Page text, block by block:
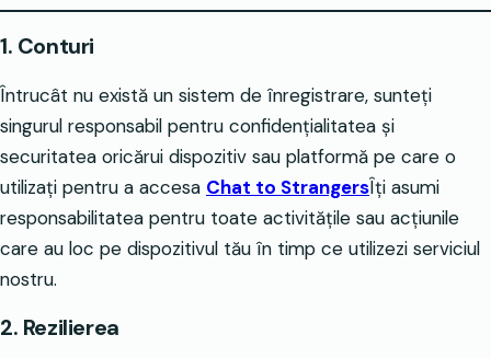
1. Conturi
Întrucât nu există un sistem de înregistrare, sunteți
singurul responsabil pentru confidențialitatea și
securitatea oricărui dispozitiv sau platformă pe care o
utilizați pentru a accesa Chat to StrangersÎți asumi
responsabilitatea pentru toate activitățile sau acțiunile
care au loc pe dispozitivul tău în timp ce utilizezi serviciul
nostru.
2. Rezilierea